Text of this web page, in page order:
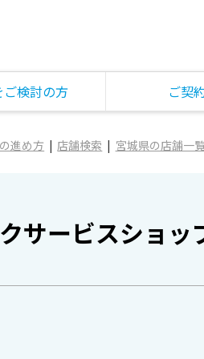
検討の方 ご契
進め方 店舗検索 宮城県の店舗一
サービスショッ